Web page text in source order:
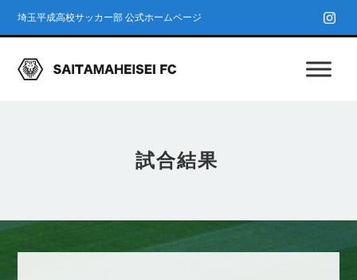
埼玉平成高校サッカー部 公式ホームページ
試合結果